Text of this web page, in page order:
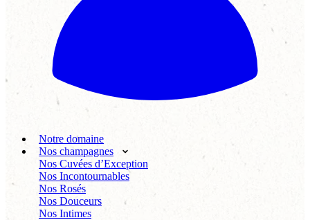
Notre domaine
Nos champagnes
Nos Cuvées d’Exception
Nos Incontournables
Nos Rosés
Nos Douceurs
Nos Intimes